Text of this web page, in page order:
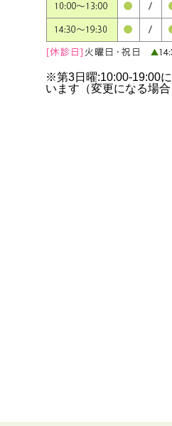
※第3日曜:10:00-19:00
います（変更になる場合